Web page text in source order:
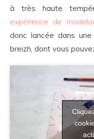
à très haute
expérience de
donc lancée dans
breizh, dont vous